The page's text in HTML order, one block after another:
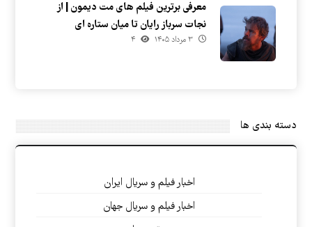
معرفی برترین فیلم های مت دیمون | از
نجات سرباز رایان تا میان ستاره ای
۳ مرداد ۱۴۰۵ ۴
دسته بندی ها
اخبار فیلم و سریال ایران
اخبار فیلم و سریال جهان